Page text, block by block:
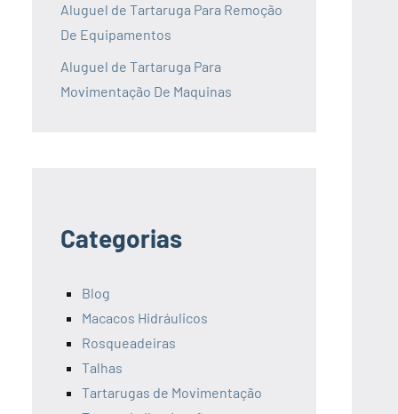
Aluguel de Tartaruga Para Remoção
De Equipamentos
Aluguel de Tartaruga Para
Movimentação De Maquinas
Categorias
Blog
Macacos Hidráulicos
Rosqueadeiras
Talhas
Tartarugas de Movimentação